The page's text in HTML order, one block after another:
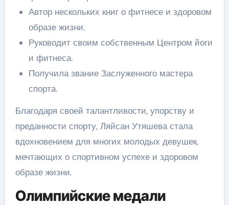
Автор нескольких книг о фитнесе и здоровом
образе жизни.
Руководит своим собственным Центром йоги
и фитнеса.
Получила звание Заслуженного мастера
спорта.
Благодаря своей талантливости, упорству и
преданности спорту, Ляйсан Утяшева стала
вдохновением для многих молодых девушек,
мечтающих о спортивном успехе и здоровом
образе жизни.
Олимпийские медали